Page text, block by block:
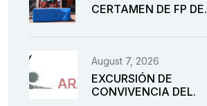
CERTAMEN DE FP DE.
August 7, 2026
EXCURSIÓN DE
CONVIVENCIA DEL.